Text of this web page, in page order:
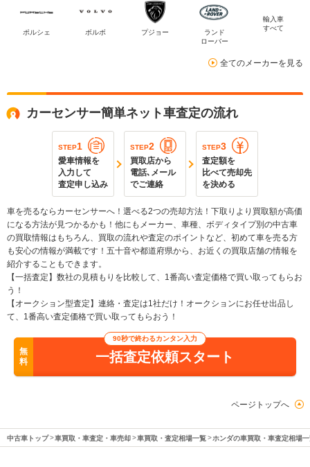
ポルシェ ボルボ プジョー
ランド
ローバー
輸入車
すべて
全てのメーカーを見る
カーセンサー簡単ネット車査定の流れ
STEP1
愛車情報を
入力して
査定申し込み
STEP2
買取店から
電話､メール
でご連絡
STEP3
査定額を
比べて売却先
を決める
車を売るならカーセンサーへ！選べる2つの売却方法！下取りより買取額が高価
になる方法が見つかるかも！他にもメーカー、車種、ボディタイプ別の中古車
の買取情報はもちろん、買取の流れや査定のポイントなど、初めて車を売る方
も安心の情報が満載です！五十音や都道府県から、お近くの買取店舗の情報を
紹介することもできます。
【一括査定】数社の見積もりを比較して、1番高い査定価格で買い取ってもらお
う！
【オークション型査定】連絡・査定は1社だけ！オークションにお任せ出品し
て、1番高い査定価格で買い取ってもらおう！
無
料
90秒で終わるカンタン入力
一括査定依頼スタート
ページトップへ
中古車トップ 車買取・車査定・車売却 車買取・査定相場一覧 ホンダの車買取・車査定相場